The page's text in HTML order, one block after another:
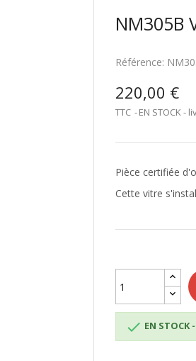
NM305B
Référence:
220,00 €
TTC EN STOCK -
Pièce certifiée
Cette vitre
 EN